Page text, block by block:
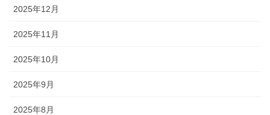
2025年12月
2025年11月
2025年10月
2025年9月
2025年8月